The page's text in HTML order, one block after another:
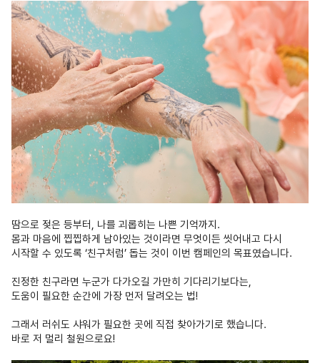
땀으로 젖은 등부터, 나를 괴롭히는 나쁜 기억까지.
몸과 마음에 찝찝하게 남아있는 것이라면 무엇이든 씻어내고 다시
시작할 수 있도록 ‘친구처럼’ 돕는 것이 이번 캠페인의 목표였습니다.
진정한 친구라면 누군가 다가오길 가만히 기다리기보다는,
도움이 필요한 순간에 가장 먼저 달려오는 법!
그래서 러쉬도 샤워가 필요한 곳에 직접 찾아가기로 했습니다.
바로 저 멀리 철원으로요!